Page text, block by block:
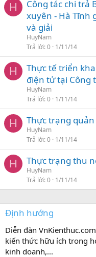
H
Công tác chi trả
xuyên - Hà Tĩnh
và giải
HuyNam
Trả lời 0 1/11/14
H
Thực tế triển
điện tử tại Công
HuyNam
Trả lời 0 1/11/14
H Thực trạng quản
HuyNam
Trả lời 0 1/11/14
H Thực trạng thu
HuyNam
Trả lời 0 1/11/14
Định hướng
Diễn đàn
kiến thức hữu ích trong
kinh doanh,...